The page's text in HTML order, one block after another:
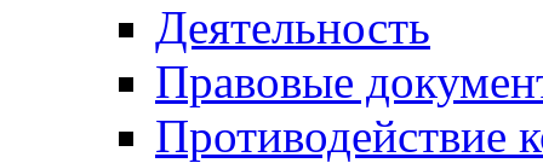
Деятельность
Правовые
Противодействие